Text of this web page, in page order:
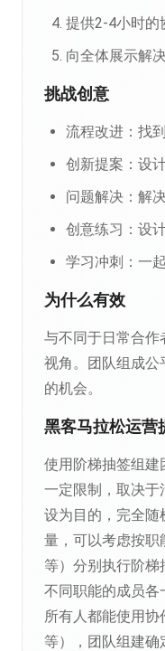
提供2-4小时的
向全体展示解
挑战创意
流程改进：找
创新提案：设
问题解决：解
创意练习：设
学习冲刺：一
为什么有效
与不同于日常合作
视角。团队组成公
的机会。
黑客马拉松运营
使用阶梯抽签组建
一定限制，取决于
设为目的，完全随
量，可以考虑按职
等）分别执行阶
不同职能的成员各
所有人都能使用
等），团队组建